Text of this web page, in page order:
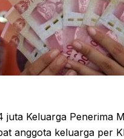
juta Keluarga Penerima
anggota keluarga per